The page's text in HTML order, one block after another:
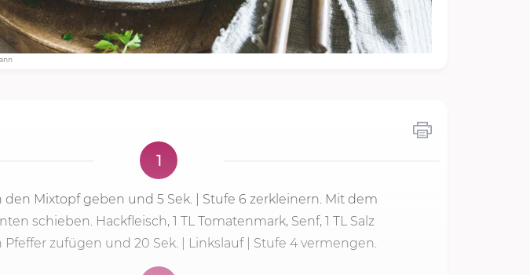
1
den Mixtopf geben und 5 Sek. Stufe 6 zerkleinern. Mit dem
schieben. Hackfleisch, 1 TL Tomatenmark, Senf, 1 TL Salz
Pfeffer zufügen und 20 Sek. | Linkslauf | Stufe 4 vermengen.